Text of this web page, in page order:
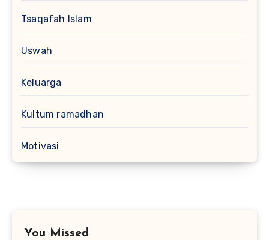
Tsaqafah Islam
Uswah
Keluarga
Kultum ramadhan
Motivasi
You Missed